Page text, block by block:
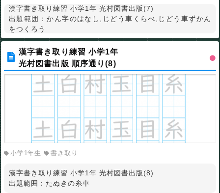
漢字書き取り練習 小学1年 光村図書出版(7)
出題範囲：かん字のはなし,じどう車くらべ,じどう車ずかん
をつくろう
漢字書き取り練習 小学1年
光村図書出版 順序通り(8)
小学1年生 書き取り
漢字書き取り練習 小学1年 光村図書出版(8)
出題範囲：たぬきの糸車